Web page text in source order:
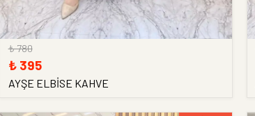
₺ 780
₺ 395
AYŞE ELBİSE KAHVE